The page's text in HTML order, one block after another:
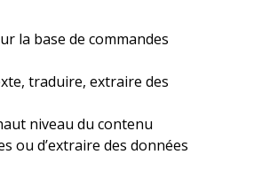
la base de commandes
traduire, extraire des
niveau du contenu
ou d’extraire des données